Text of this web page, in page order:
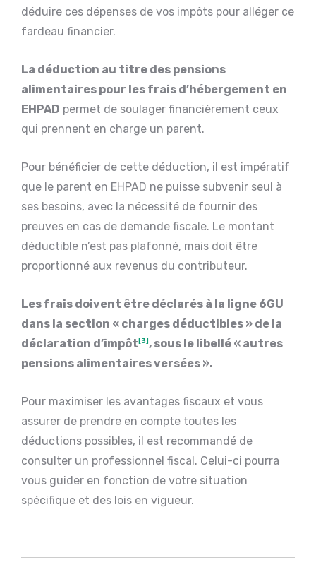
déduire ces dépenses de vos impôts pour alléger ce
fardeau financier.
La déduction au titre des pensions
alimentaires pour les frais d’hébergement en
EHPAD permet de soulager financièrement ceux
qui prennent en charge un parent.
Pour bénéficier de cette déduction, il est impératif
que le parent en EHPAD ne puisse subvenir seul à
ses besoins, avec la nécessité de fournir des
preuves en cas de demande fiscale. Le montant
déductible n’est pas plafonné, mais doit être
proportionné aux revenus du contributeur.
Les frais doivent être déclarés à la ligne 6GU
dans la section « charges déductibles » de la
déclaration d’impôt [3], sous le libellé « autres
pensions alimentaires versées ».
Pour maximiser les avantages fiscaux et vous
assurer de prendre en compte toutes les
déductions possibles, il est recommandé de
consulter un professionnel fiscal. Celui-ci pourra
vous guider en fonction de votre situation
spécifique et des lois en vigueur.